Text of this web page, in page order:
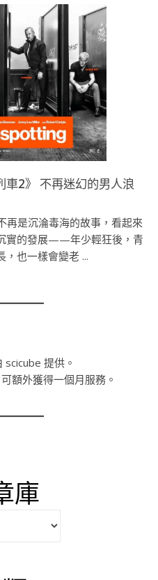
2》 不再迷幻的男人浪
再是沉淪毒海的故事，看起來
實的發展——年少輕狂後，青
，也一樣會變老 ...
scicube 提供。
可額外獲得一個月服務。
庫